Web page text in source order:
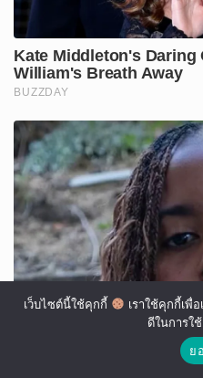
เว็บไซต์นี้ใช้คุกกี้
เราใช้คุกกี้เพื่
ดีในการใ
ย